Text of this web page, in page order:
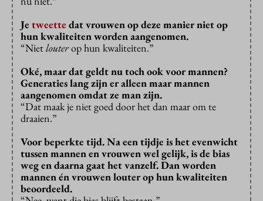
Je tweette dat vrouwen op deze manier niet op
hun kwaliteiten worden aangenomen.
“Nietlouterop hun kwaliteiten.”
Oké, maar dat geldt nu toch ook voor mannen?
Generaties lang zijn er alleen maar mannen
aangenomen omdat ze man zijn.
“Dat maak je niet goed door het dan maar om te
draaien.”
Voor beperkte tijd. Na een tijdje is het evenwicht
tussen mannen en vrouwen wel gelijk, is de bias
weg en daarna gaat het vanzelf. Dan worden
mannen én vrouwen louter op hun kwaliteiten
beoordeeld.